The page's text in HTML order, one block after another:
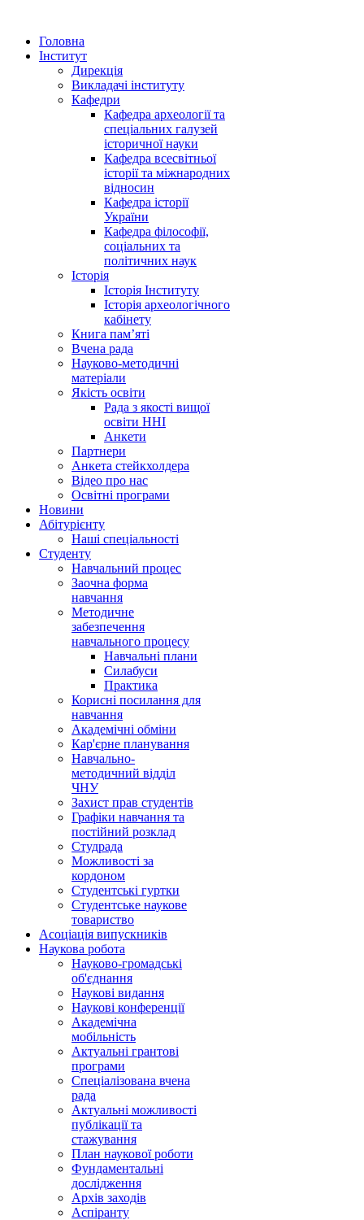
Головна
Інститут
Дирекція
Викладачі інституту
Кафедри
Кафедра археології та
спеціальних галузей
історичної науки
Кафедра всесвітньої
історії та міжнародних
відносин
Кафедра історії
України
Кафедра філософії,
соціальних та
політичних наук
Історія
Історія Інституту
Історія археологічного
кабінету
Книга памʼяті
Вчена рада
Науково-методичні
матеріали
Якість освіти
Рада з якості вищої
освіти ННІ
Анкети
Партнери
Анкета стейкхолдера
Відео про нас
Освітні програми
Hовини
Абітурієнту
Наші спеціальності
Студенту
Навчальний процес
Заочна форма
навчання
Методичне
забезпечення
навчального процесу
Навчальні плани
Силабуси
Практика
Корисні посилання для
навчання
Академічні обміни
Кар'єрне планування
Навчально-
методичний відділ
ЧНУ
Захист прав студентів
Графіки навчання та
постійний розклад
Студрада
Можливості за
кордоном
Студентські гуртки
Студентське наукове
товариство
Асоціація випускників
Наукова робота
Науково-громадські
об'єднання
Наукові видання
Наукові конференції
Академічна
мобільність
Актуальні грантові
програми
Спеціалізована вчена
рада
Актуальні можливості
публікації та
стажування
План наукової роботи
Фундаментальні
дослідження
Архів заходів
Аспіранту